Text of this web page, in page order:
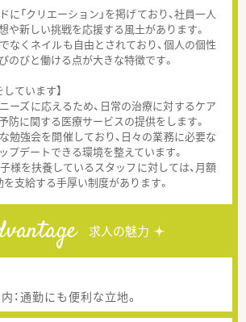
「クリエーション」を掲げており、社員一人
や新しい挑戦を応援する風土があります。
なくネイルも自由とされており、個人の個性
のびと働ける点が大きな特徴です。
ています】
ーズに応えるため、日常の治療に対するケア
防に関する医療サービスの提供をします。
勉強会を開催しており、日々の業務に必要な
プデートできる環境を整えています。
様を扶養しているスタッフに対しては、月額
支給する手厚い制度があります。
求人の魅力
：通勤にも便利な立地。